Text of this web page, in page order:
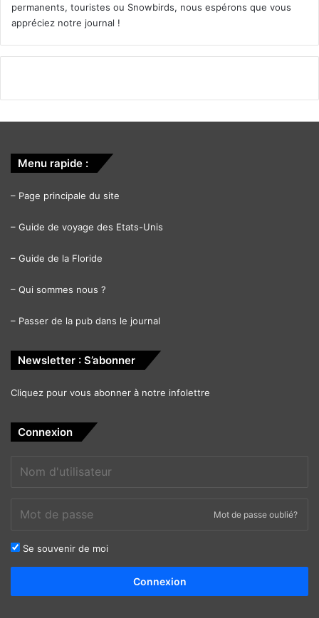
permanents, touristes ou Snowbirds, nous espérons que vous
appréciez notre journal !
Menu rapide :
– Page principale du site
– Guide de voyage des Etats-Unis
– Guide de la Floride
– Qui sommes nous ?
– Passer de la pub dans le journal
Newsletter : S’abonner
Cliquez pour vous abonner à notre infolettre
Connexion
Mot de passe oublié?
Se souvenir de moi
Connexion